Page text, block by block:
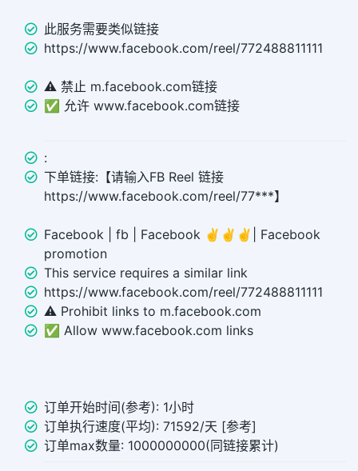
此服务需要类似链接
https://www.facebook.com/reel/772488811111
⚠️ 禁止 m.facebook.com链接
✅ 允许 www.facebook.com链接
:
下单链接:【请输入FB Reel 链接
https://www.facebook.com/reel/77***】
Facebook | fb | Facebook ✌️✌️✌️| Facebook
promotion
This service requires a similar link
https://www.facebook.com/reel/772488811111
⚠️ Prohibit links to m.facebook.com
✅ Allow www.facebook.com links
订单开始时间(参考): 1小时
订单执行速度(平均): 71592/天 [参考]
订单max数量: 1000000000(同链接累计)